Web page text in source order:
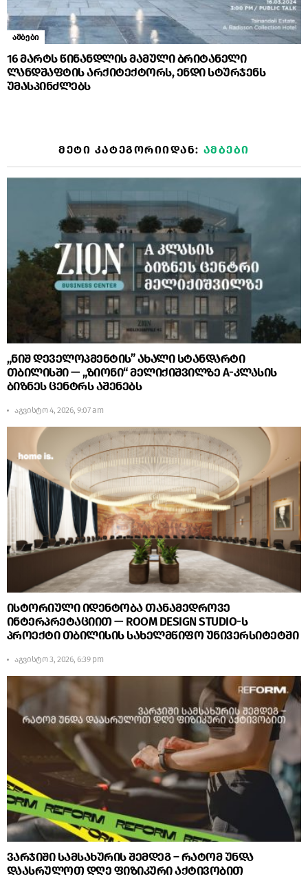
ამბები
16 მარტს წინანდლის მამული ბრიტანელი
ლანდშაფტის არქიტექტორს, ენდი სტურჯენს
უმასპინძლებს
ᲛᲔᲢᲘ ᲙᲐᲢᲔᲒᲝᲠᲘᲘᲓᲐᲜ: ᲐᲛᲑᲔᲑᲘ
„ნიშ დეველოპმენტის” ახალი სტანდარტი
თბილისში — „ზიონი“ მელიქიშვილზე A-კლასის
ბიზნეს ცენტრს აშენებს
აგვისტო 4, 2026, 9:07 am
ისტორიული იდენტობა თანამედროვე
ინტერპრეტაციით — ROOM DESIGN STUDIO-ს
პროექტი თბილისის სახელმწიფო უნივერსიტეტში
აგვისტო 3, 2026, 6:39 pm
ვარჯიში სამსახურის შემდეგ – რატომ უნდა
დაასრულოთ დღე ფიზიკური აქტივობით